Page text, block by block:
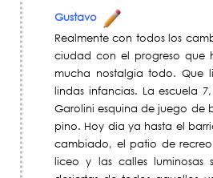
Gustavo
Realmente con todos los
ciudad con el progreso que
mucha nostalgia todo. Que
lindas infancias. La escuela
Garolini esquina de juego de
pino. Hoy dia ya hasta el
cambiado, el patio de
liceo y las calles luminosas